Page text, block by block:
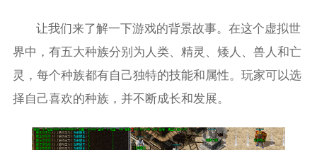
让我们来了解一下游戏的背景故事。在这个虚拟世
界中，有五大种族分别为人类、精灵、矮人、兽人和亡
灵，每个种族都有自己独特的技能和属性。玩家可以选
择自己喜欢的种族，并不断成长和发展。